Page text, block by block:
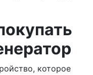
которое